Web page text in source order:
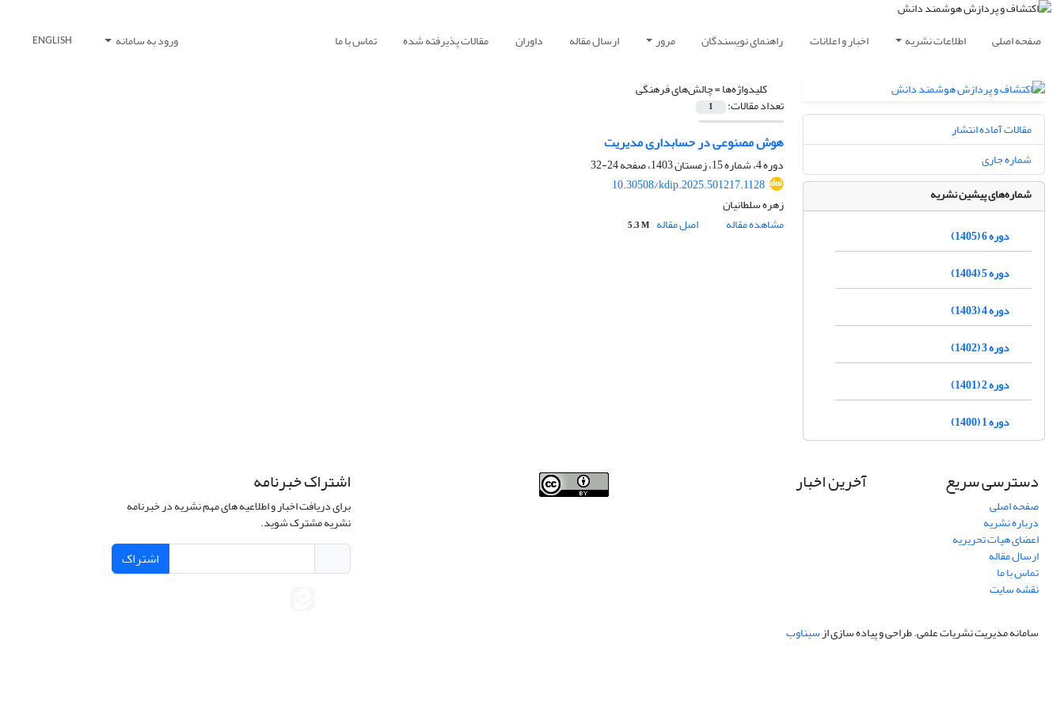
صفحه اصلی اطلاعات نشریه اخبار و اعلانات راهنمای نویسندگان مرور ارسال مقاله داوران مقالات پذیرفته شده تماس با ما ورود به سامانه ENGLISH
کلیدواژه‌ها =چالش‌های فرهنگی
تعداد مقالات: 1
هوش مصنوعی در حسابداری مدیریت
دوره 4، شماره 15، زمستان 1403، صفحه
24-32
10.30508/kdip.2025.501217.1128
زهره سلطانیان
مشاهده مقاله
اصل مقاله 5.3 M
مقالات آماده انتشار
شماره جاری
شماره‌های پیشین نشریه
دوره 6 (1405)
دوره 5 (1404)
دوره 4 (1403)
دوره 3 (1402)
دوره 2 (1401)
دوره 1 (1400)
دسترسی سریع
صفحه اصلی
درباره نشریه
اعضای هیات تحریریه
ارسال مقاله
تماس با ما
نقشه سایت
آخرین اخبار اشتراک خبرنامه
برای دریافت اخبار و اطلاعیه های مهم نشریه در خبرنامه
نشریه مشترک شوید.
اشتراک
سامانه مدیریت نشریات علمی.طراحی و پیاده سازی ازسیناوب